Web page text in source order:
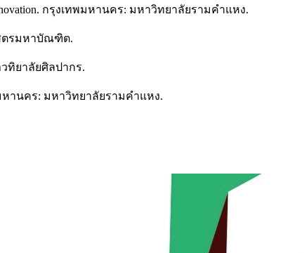
กรุงเทพมหานคร: มหาวิทยาลัยรามคำแหง.
ตรมหาบัณฑิต.
ทิยาลัยศิลปากร.
หานคร: มหาวิทยาลัยรามคำแหง.